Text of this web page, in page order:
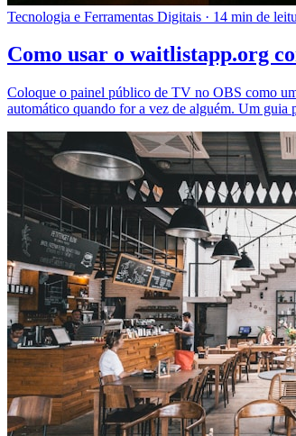
Tecnologia e Ferramentas Digitais · 14 min de
Como usar o waitlistapp.org
Coloque o painel público de TV no OBS como
automático quando for a vez de alguém. Um guia